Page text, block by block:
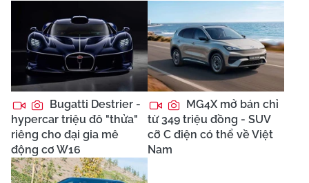
Bugatti Destrier -
hypercar triệu đô "thửa"
riêng cho đại gia mê
động cơ W16
MG4X mở bán chỉ
từ 349 triệu đồng - SUV
cỡ C điện có thể về Việt
Nam